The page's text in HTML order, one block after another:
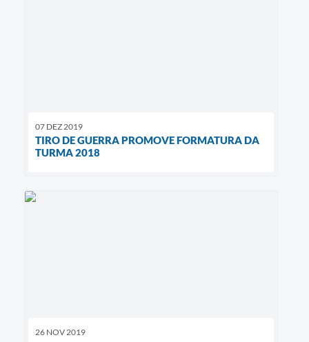
07 DEZ 2019
TIRO DE GUERRA PROMOVE FORMATURA DA
TURMA 2018
26 NOV 2019